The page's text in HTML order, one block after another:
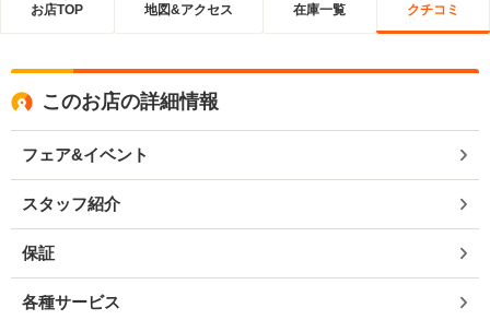
お店TOP 地図&アクセス 在庫一覧 クチコミ
このお店の詳細情報
フェア&イベント
スタッフ紹介
保証
各種サービス